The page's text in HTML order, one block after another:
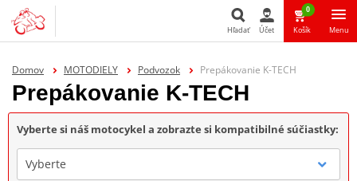
Hľadať Účet
0
Košík Menu
Domov MOTODIELY Podvozok Prepákovanie K-TECH
Prepákovanie K-TECH
Vyberte si náš motocykel a zobrazte si kompatibilné súčiastky:
Vyberte